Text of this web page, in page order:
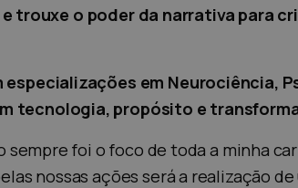
o poder da narrativa para
em Neurociência,
tecnologia, propósito e
sempre foi o foco de toda a minha
nossas ações será a realização